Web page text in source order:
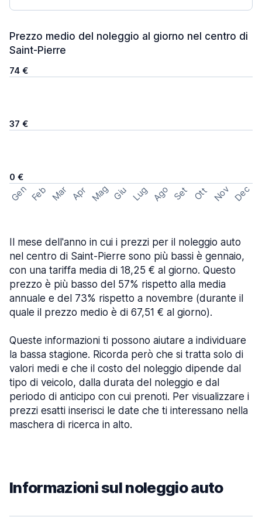
Prezzo medio del noleggio al giorno nel centro di
Saint-Pierre
74 €
37 €
0 €
Gen Feb Mar Apr Mag Giu Lug Ago Set Ott Nov Dec
Il mese dell'anno in cui i prezzi per il noleggio auto
nel centro di Saint-Pierre sono più bassi è gennaio,
con una tariffa media di 18,25 € al giorno. Questo
prezzo è più basso del 57% rispetto alla media
annuale e del 73% rispetto a novembre (durante il
quale il prezzo medio è di 67,51 € al giorno).
Queste informazioni ti possono aiutare a individuare
la bassa stagione. Ricorda però che si tratta solo di
valori medi e che il costo del noleggio dipende dal
tipo di veicolo, dalla durata del noleggio e dal
periodo di anticipo con cui prenoti. Per visualizzare i
prezzi esatti inserisci le date che ti interessano nella
maschera di ricerca in alto.
Informazioni sul noleggio auto